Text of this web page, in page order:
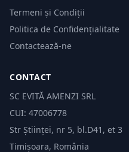
Termeni și Condiții
Politica de Confidențialitate
Contactează-ne
CONTACT
SC EVITĂ AMENZI SRL
CUI: 47006778
Str Științei, nr 5, bl.D41, et 3
Timișoara, România